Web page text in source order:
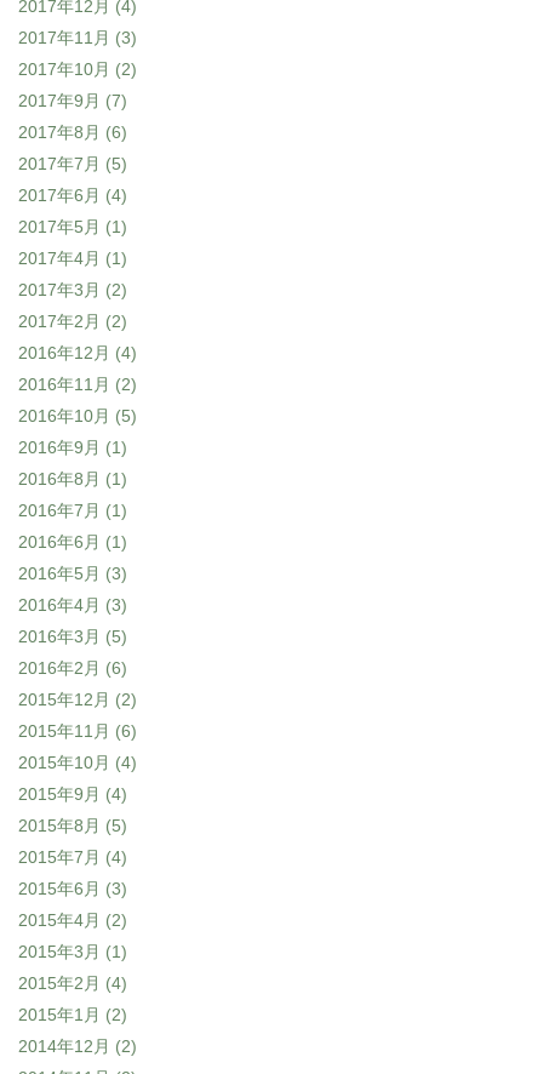
2017年12月 (4)
2017年11月 (3)
2017年10月 (2)
2017年9月 (7)
2017年8月 (6)
2017年7月 (5)
2017年6月 (4)
2017年5月 (1)
2017年4月 (1)
2017年3月 (2)
2017年2月 (2)
2016年12月 (4)
2016年11月 (2)
2016年10月 (5)
2016年9月 (1)
2016年8月 (1)
2016年7月 (1)
2016年6月 (1)
2016年5月 (3)
2016年4月 (3)
2016年3月 (5)
2016年2月 (6)
2015年12月 (2)
2015年11月 (6)
2015年10月 (4)
2015年9月 (4)
2015年8月 (5)
2015年7月 (4)
2015年6月 (3)
2015年4月 (2)
2015年3月 (1)
2015年2月 (4)
2015年1月 (2)
2014年12月 (2)